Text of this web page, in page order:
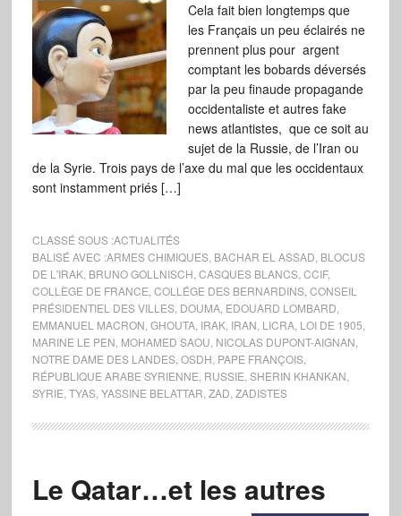
Cela fait bien longtemps que
les Français un peu éclairés ne
prennent plus pour argent
comptant les bobards déversés
par la peu finaude propagande
occidentaliste et autres fake
news atlantistes, que ce soit au
sujet de la Russie, de l’Iran ou
de la Syrie. Trois pays de l’axe du mal que les occidentaux
sont instamment priés […]
CLASSÉ SOUS :ACTUALITÉS
BALISÉ AVEC :ARMES CHIMIQUES, BACHAR EL ASSAD BLOCUS
DE L'IRAK, BRUNO GOLLNISCH CASQUES BLANCS, CCIF,
COLLÈGE DE FRANCE COLLÉGE DES BERNARDINS, CONSEIL
PRÉSIDENTIEL DES VILLES, DOUMA, EDOUARD LOMBARD
EMMANUEL MACRON GHOUTA, IRAK, IRAN LICRA, LOI DE 1905
MARINE LE PEN MOHAMED SAOU NICOLAS DUPONT-AIGNAN
NOTRE DAME DES LANDES, OSDH PAPE FRANÇOIS,
RÉPUBLIQUE ARABE SYRIENNE RUSSIE SHERIN KHANKAN
SYRIE TYAS, YASSINE BELATTAR ZAD ZADISTES
Le Qatar…et les autres